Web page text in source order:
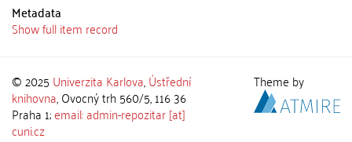
Metadata
Show full item record
© 2025 Univerzita Karlova,Ústřední
knihovna, Ovocný trh 560/5, 116 36
Praha 1;email: admin-repozitar [at]
cuni.cz
Theme by